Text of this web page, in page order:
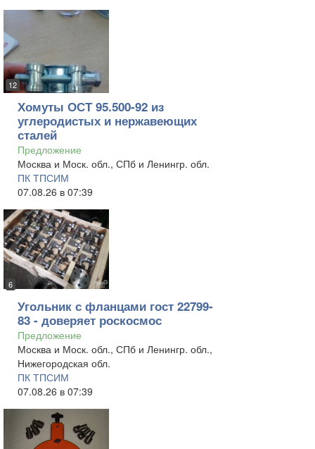
12
Хомуты ОСТ 95.500-92 из
углеродистых и нержавеющих
сталей
Предложение
Москва и Моск. обл., СПб и Ленингр. обл.
ПК ТПСИМ
07.08.26 в 07:39
6
Угольник с фланцами гост 22799-
83 - доверяет роскосмос
Предложение
Москва и Моск. обл., СПб и Ленингр. обл.,
Нижегородская обл.
ПК ТПСИМ
07.08.26 в 07:39